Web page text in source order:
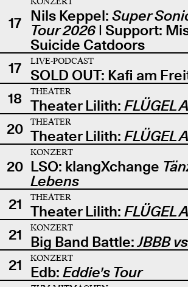
17 Nils Keppel: Super
Tour 2026| Support:
Suicide Catdoors
17
LIVE-PODCAST
SOLD OUT: Kafi am
18
THEATER
Theater Lilith: FLÜGEL
20
THEATER
Theater Lilith: FLÜGEL
20
KONZERT
LSO: klangXchange
Lebens
21
THEATER
Theater Lilith: FLÜGEL
21
KONZERT
Big Band Battle:JBBB
21
KONZERT
Edb: Eddie's Tour